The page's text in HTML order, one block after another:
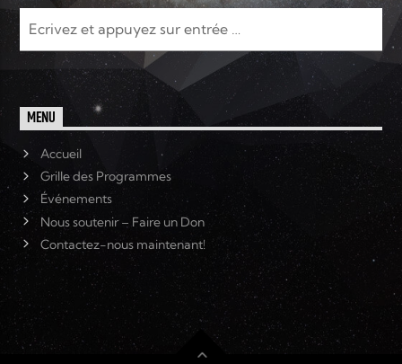
MENU
Accueil
Grille des Programmes
Événements
Nous soutenir – Faire un Don
Contactez-nous maintenant!